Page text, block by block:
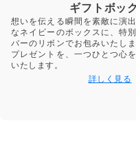
ギフトボッ
想いを伝える瞬間を素敵に演
なネイビーのボックスに、特
バーのリボンでお包みいたし
プレゼントを、一つひとつ心
いたします。
詳しく見る